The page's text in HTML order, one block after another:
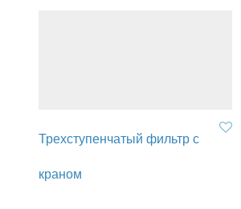
Трехступенчатый фильтр с
краном